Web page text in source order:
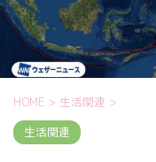
HOME > 生活関連 >
生活関連